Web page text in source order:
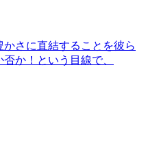
さに直結することを彼ら
か！という目線で、